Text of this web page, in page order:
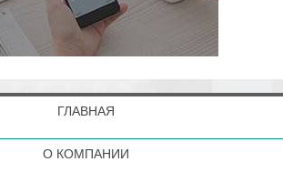
ГЛАВНАЯ
О КОМПАНИИ